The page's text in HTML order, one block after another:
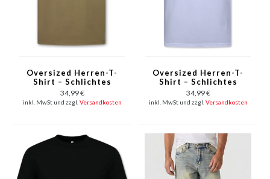
Oversized Herren-T-
Shirt – Schlichtes
weißes Herren-T-Shirt
– MD6530 –
Dunkelbraun
34,99 €
inkl. MwSt und zzgl. Versandkosten
Oversized Herren-T-
Shirt – Schlichtes
Herren-T-Shirt (ohne
Aufdruck) – MD6530 –
Weiß
34,99 €
inkl. MwSt und zzgl. Versandkosten